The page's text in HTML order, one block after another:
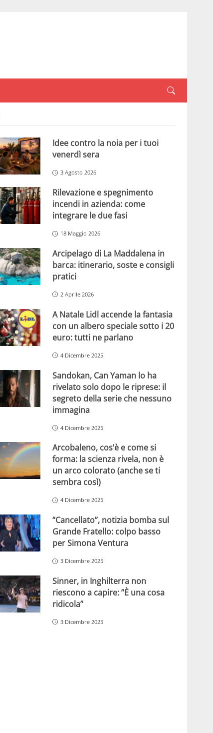
Idee contro la noia per i tuoi
venerdì sera
3 Agosto 2026
Rilevazione e spegnimento
incendi in azienda: come
integrare le due fasi
18 Maggio 2026
Arcipelago di La Maddalena in
barca: itinerario, soste e consigli
pratici
2 Aprile 2026
A Natale Lidl accende la fantasia
con un albero speciale sotto i 20
euro: tutti ne parlano
4 Dicembre 2025
Sandokan, Can Yaman lo ha
rivelato solo dopo le riprese: il
segreto della serie che nessuno
immagina
4 Dicembre 2025
Arcobaleno, cos’è e come si
forma: la scienza rivela, non è
un arco colorato (anche se ti
sembra così)
4 Dicembre 2025
“Cancellato”, notizia bomba sul
Grande Fratello: colpo basso
per Simona Ventura
3 Dicembre 2025
Sinner, in Inghilterra non
riescono a capire: ”È una cosa
ridicola”
3 Dicembre 2025